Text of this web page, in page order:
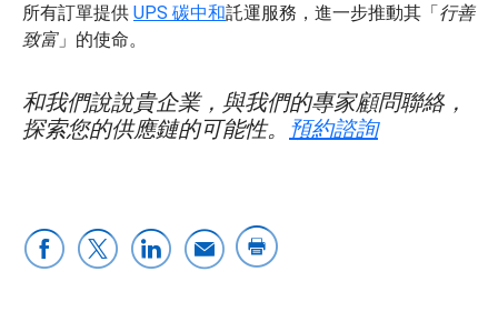
所有訂單提供 UPS 碳中和託運服務，進一步推動其「行善
致富」的使命。
和我們說說貴企業，與我們的專家顧問聯絡，
探索您的供應鏈的可能性。 預約諮詢